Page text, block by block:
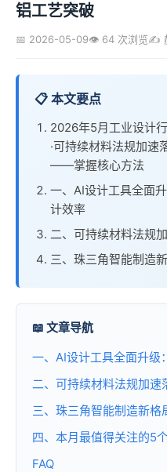
铝工艺突破
📅 2026-05-09👁️ 64 次浏览✍️
📋 本文要点
2026年5月工业设计
·可持续材料法规加速
——掌握核心方法
一、AI设计工具全面
计效率
二、可持续材料法规
三、珠三角智能制造
📖 文章导航
一、AI设计工具全面升级
二、可持续材料法规加速
三、珠三角智能制造新格
四、本月最值得关注的5
FAQ